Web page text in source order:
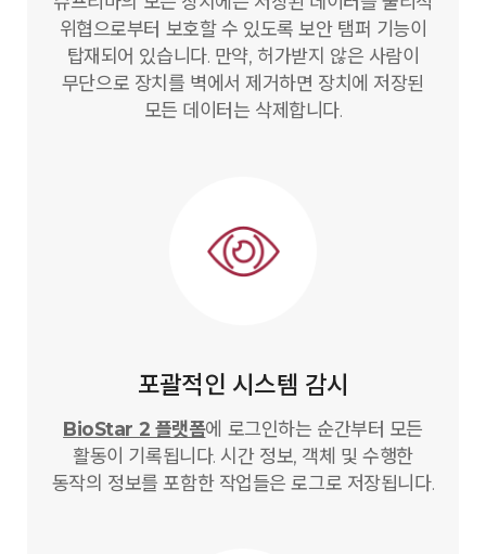
위협으로부터 보호할 수 있도록 보안 탬퍼 기능이
탑재되어 있습니다. 만약, 허가받지 않은 사람이
무단으로 장치를 벽에서 제거하면 장치에 저장된
모든 데이터는 삭제합니다.
포괄적인 시스템 감시
BioStar 2 플랫폼에 로그인하는 순간부터 모든
활동이 기록됩니다. 시간 정보, 객체 및 수행한
동작의 정보를 포함한 작업들은 로그로 저장됩니다.